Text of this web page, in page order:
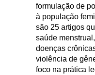
formulação de
à população
são 25 artigos
saúde
doenças
violência de
foco na prática